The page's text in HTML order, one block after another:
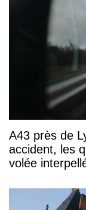
A43 près de
accident, les
volée